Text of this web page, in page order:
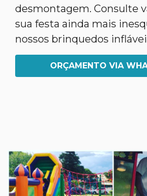
desmontagem. Consulte
sua festa ainda mais
nossos brinquedos
ORÇAMENTO VIA